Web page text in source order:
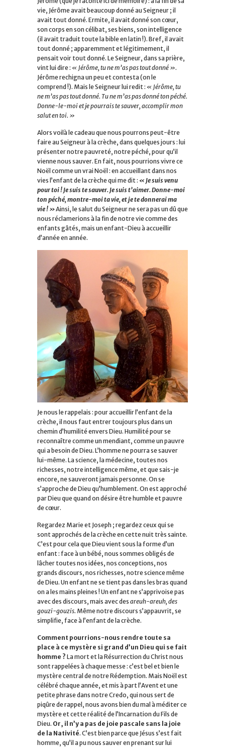
vie, Jérôme avait beaucoup donné au Seigneur ; il
avait tout donné. Ermite, il avait donné son cœur,
son corps en son célibat, ses biens, son intelligence
(il avait traduit toute la bible en latin !). Bref, il avait
tout donné ; apparemment et légitimement, il
pensait voir tout donné. Le Seigneur, dans sa prière,
vint lui dire : « Jérôme, tu ne m’as pas tout donné ».
Jérôme rechigna un peu et contesta (on le
comprend !). Mais le Seigneur lui redit : « Jérôme, tu
ne m’as pas tout donné. Tu ne m’as pas donné ton péché.
Donne-le-moi et je pourrais te sauver, accomplir mon
salut en toi. »
Alors voilà le cadeau que nous pourrons peut-être
faire au Seigneur à la crèche, dans quelques jours : lui
présenter notre pauvreté, notre péché, pour qu’il
vienne nous sauver. En fait, nous pourrions vivre ce
Noël comme un vrai Noël : en accueillant dans nos
vies l’enfant de la crèche qui me dit : « Je suis venu
pour toi ! Je suis te sauver. Je suis t’aimer. Donne-moi
ton péché, montre-moi ta vie, et je te donnerai ma
vie ! »Ainsi, le salut du Seigneur ne sera pas un dû que
nous réclamerions à la fin de notre vie comme des
enfants gâtés, mais un enfant-Dieu à accueillir
d’année en année.
Je nous le rappelais : pour accueillir l’enfant de la
crèche, il nous faut entrer toujours plus dans un
chemin d’humilité envers Dieu. Humilité pour se
reconnaître comme un mendiant, comme un pauvre
qui a besoin de Dieu. L’homme ne pourra se sauver
lui-même. La science, la médecine, toutes nos
richesses, notre intelligence même, et que sais-je
encore, ne sauveront jamais personne. On se
s’approche de Dieu qu’humblement. On est approché
par Dieu que quand on désire être humble et pauvre
de cœur.
Regardez Marie et Joseph ; regardez ceux qui se
sont approchés de la crèche en cette nuit très sainte.
C’est pour cela que Dieu vient sous la forme d’un
enfant : face à un bébé, nous sommes obligés de
lâcher toutes nos idées, nos conceptions, nos
grands discours, nos richesses, notre science même
de Dieu. Un enfant ne se tient pas dans les bras quand
on a les mains pleines ! Un enfant ne s’apprivoise pas
avec des discours, mais avec des areuh-areuh, des
gouzi-gouzis. Même notre discours s’appauvrit, se
simplifie, face à l’enfant de la crèche.
Comment pourrions-nous rendre toute sa
place à ce mystère si grand d’un Dieu qui se fait
homme ? La mort et la Résurrection du Christ nous
sont rappelées à chaque messe : c’est bel et bien le
mystère central de notre Rédemption. Mais Noël est
célébré chaque année, et mis à part l’Avent et une
petite phrase dans notre Credo, qui nous sert de
piqûre de rappel, nous avons bien du mal à méditer ce
mystère et cette réalité de l’Incarnation du Fils de
Dieu. Or, il n’y a pas de joie pascale sans la joie
de la Nativité. C’est bien parce que Jésus s’est fait
homme, qu’il a pu nous sauver en prenant sur lui